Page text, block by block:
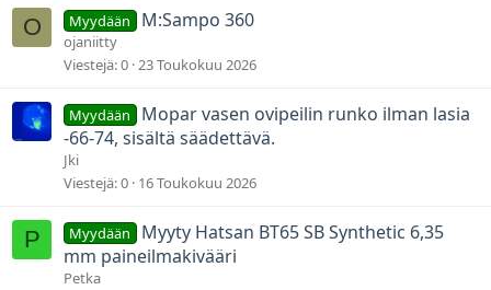
O Myydään M:Sampo 360
ojaniitty
Viestejä 0 23 Toukokuu 2026
Myydään
Mopar vasen ovipeilin runko ilman lasia
-66-74, sisältä säädettävä.
Jki
Viestejä 0 16 Toukokuu 2026
P Myydään
Myyty Hatsan BT65 SB Synthetic 6,35
mm paineilmakivääri
Petka